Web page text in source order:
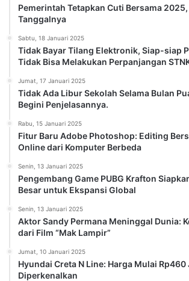
Pemerintah Tetapkan Cuti Bersama
Tanggalnya
Sabtu, 18 Januari 2025
Tidak Bayar Tilang Elektronik, Siap-siap
Tidak Bisa Melakukan Perpanjangan
Jumat, 17 Januari 2025
Tidak Ada Libur Sekolah Selama Bulan
Begini Penjelasannya.
Rabu, 15 Januari 2025
Fitur Baru Adobe Photoshop: Editing
Online dari Komputer Berbeda
Senin, 13 Januari 2025
Pengembang Game PUBG Krafton
Besar untuk Ekspansi Global
Senin, 13 Januari 2025
Aktor Sandy Permana Meninggal Dunia:
dari Film “Mak Lampir”
Jumat, 10 Januari 2025
Hyundai Creta N Line: Harga Mulai Rp460
Diperkenalkan